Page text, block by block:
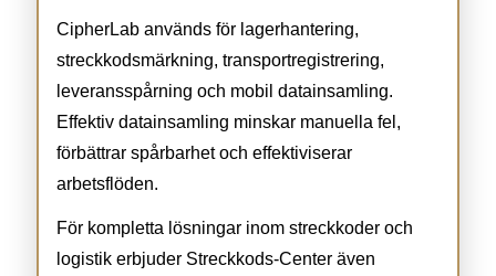
CipherLab används för lagerhantering,
streckkodsmärkning, transportregistrering,
leveransspårning och mobil datainsamling.
Effektiv datainsamling minskar manuella fel,
förbättrar spårbarhet och effektiviserar
arbetsflöden.
För kompletta lösningar inom streckkoder och
logistik erbjuder Streckkods-Center även